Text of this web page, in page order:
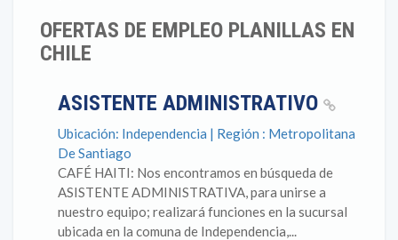
OFERTAS DE EMPLEO PLANILLAS EN
CHILE
ASISTENTE ADMINISTRATIVO
Ubicación: Independencia | Región : Metropolitana
De Santiago
CAFÉ HAITI: Nos encontramos en búsqueda de
ASISTENTE ADMINISTRATIVA, para unirse a
nuestro equipo; realizará funciones en la sucursal
ubicada en la comuna de Independencia,...